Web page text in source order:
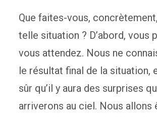
Que faites-vous,
telle situation ? D’abord, vous
vous attendez. Nous ne
le résultat final de la situation,
sûr qu’il y aura des surprises
arriverons au ciel. Nous allons